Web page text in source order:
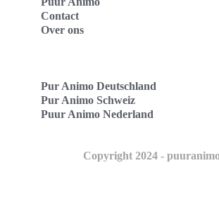
Contact
Over ons
Pur Animo Deutschland
Pur Animo Schweiz
Puur Animo Nederland
Copyright 2024 -